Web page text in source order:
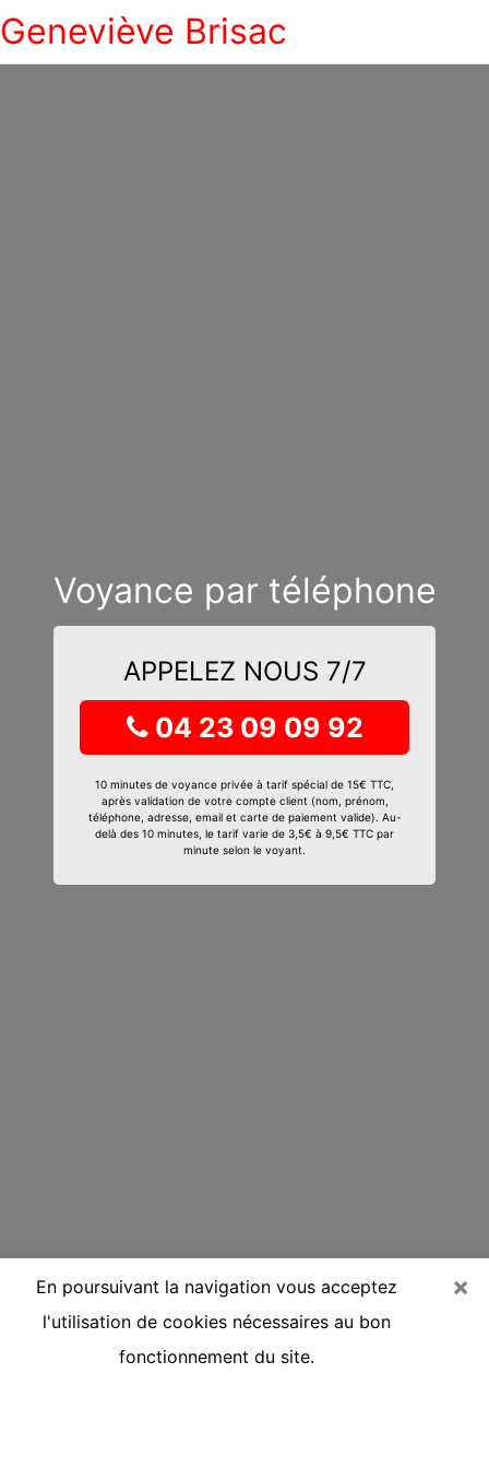
Geneviève Brisac
Voyance par téléphone
APPELEZ NOUS 7/7
04 23 09 09 92
10 minutes de voyance privée à tarif spécial de 15€ TTC,
après validation de votre compte client (nom, prénom,
téléphone, adresse, email et carte de paiement valide). Au-
delà des 10 minutes, le tarif varie de 3,5€ à 9,5€ TTC par
minute selon le voyant.
×
En poursuivant la navigation vous acceptez
l'utilisation de cookies nécessaires au bon
fonctionnement du site.